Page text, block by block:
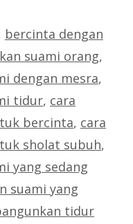
bercinta dengan
suami orang,
dengan mesra,
tidur, cara
bercinta, cara
sholat subuh,
yang sedang
suami yang
tidur